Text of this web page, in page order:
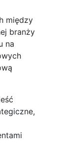
między
branży
na